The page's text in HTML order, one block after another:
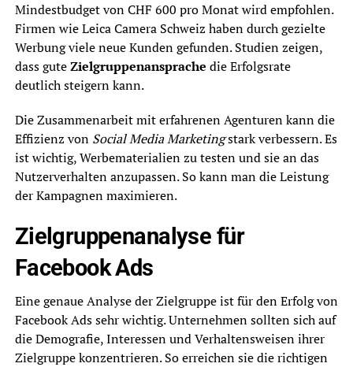
Mindestbudget von CHF 600 pro Monat wird empfohlen.
Firmen wie Leica Camera Schweiz haben durch gezielte
Werbung viele neue Kunden gefunden. Studien zeigen,
dass guteZielgruppenansprache die Erfolgsrate
deutlich steigern kann.
Die Zusammenarbeit mit erfahrenen Agenturen kann die
Effizienz von Social Media Marketingstark verbessern. Es
ist wichtig, Werbematerialien zu testen und sie an das
Nutzerverhalten anzupassen. So kann man die Leistung
der Kampagnen maximieren.
Zielgruppenanalyse für
Facebook Ads
Eine genaue Analyse der Zielgruppe ist für den Erfolg von
Facebook Ads sehr wichtig. Unternehmen sollten sich auf
die Demografie, Interessen und Verhaltensweisen ihrer
Zielgruppe konzentrieren. So erreichen sie die richtigen